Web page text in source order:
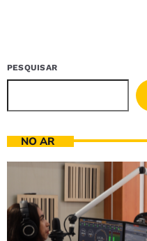
PESQUISAR
NO AR